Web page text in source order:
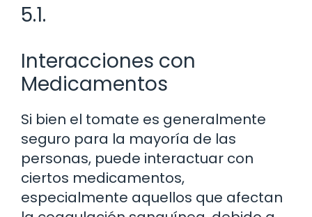
5.1.
Interacciones con
Medicamentos
Si bien el tomate es generalmente
seguro para la mayoría de las
personas, puede interactuar con
ciertos medicamentos,
especialmente aquellos que afectan